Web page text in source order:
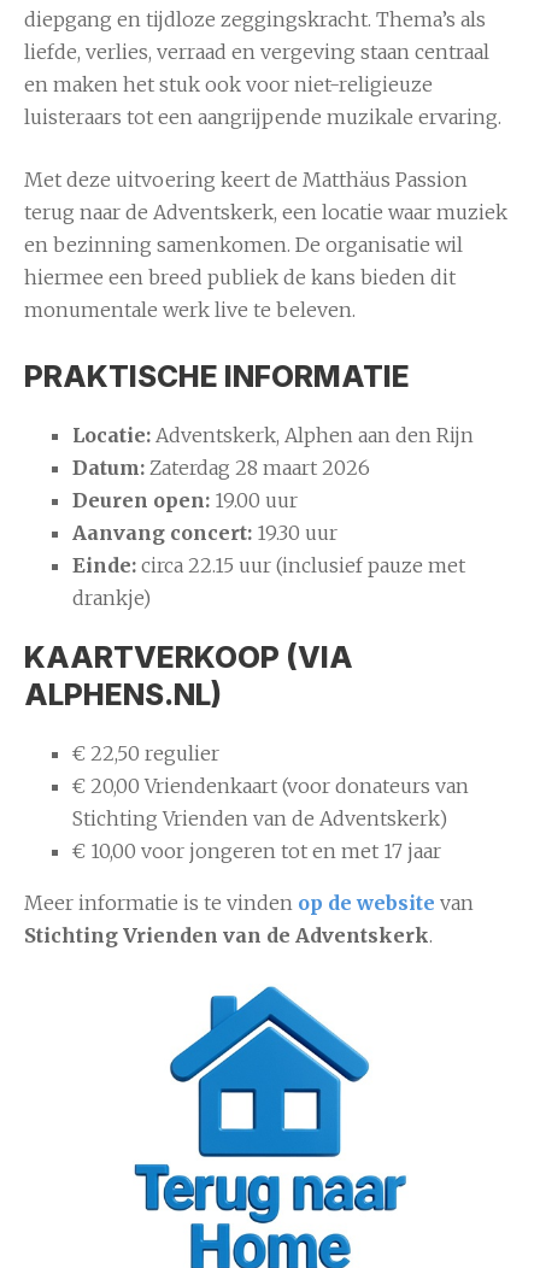
diepgang en tijdloze zeggingskracht. Thema’s als
liefde, verlies, verraad en vergeving staan centraal
en maken het stuk ook voor niet-religieuze
luisteraars tot een aangrijpende muzikale ervaring.
Met deze uitvoering keert de Matthäus Passion
terug naar de Adventskerk, een locatie waar muziek
en bezinning samenkomen. De organisatie wil
hiermee een breed publiek de kans bieden dit
monumentale werk live te beleven.
PRAKTISCHE INFORMATIE
Locatie: Adventskerk, Alphen aan den Rijn
Datum: Zaterdag 28 maart 2026
Deuren open: 19.00 uur
Aanvang concert: 19.30 uur
Einde: circa 22.15 uur (inclusief pauze met
drankje)
KAARTVERKOOP (VIA
ALPHENS.NL)
€ 22,50 regulier
€ 20,00 Vriendenkaart (voor donateurs van
Stichting Vrienden van de Adventskerk)
€ 10,00 voor jongeren tot en met 17 jaar
Meer informatie is te vinden op de website van
Stichting Vrienden van de Adventskerk.